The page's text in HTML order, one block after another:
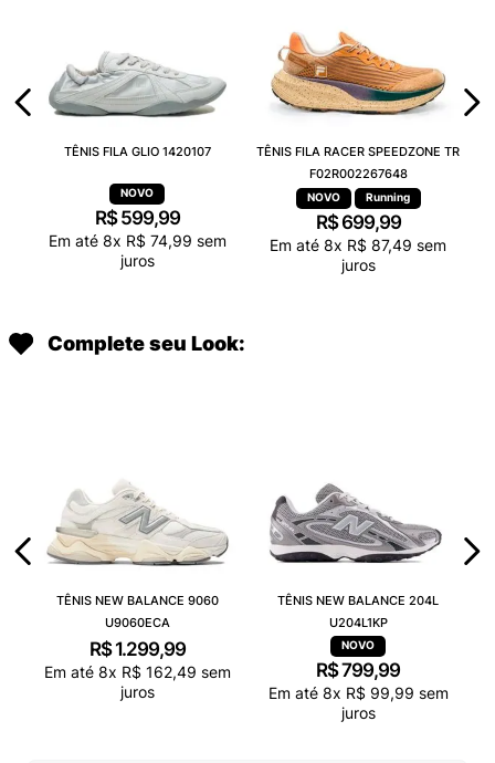
TÊNIS FILA GLIO 1420107
R$ 599,99
Em até 8x R$ 74,99 sem
juros
TÊNIS FILA RACER SPEEDZONE TR
F02R002267648
Running
R$ 699,99
Em até 8x R$ 87,49 sem
juros
Complete seu Look:
TÊNIS NEW BALANCE 9060
U9060ECA
R$ 1.299,99
Em até 8x R$ 162,49 sem
juros
TÊNIS NEW BALANCE 204L
U204L1KP
R$799,99
Em até 8x R$ 99,99 sem
juros